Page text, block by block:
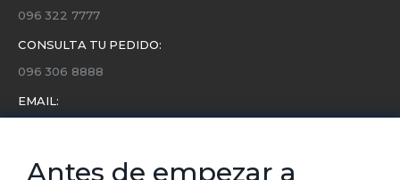
096 322 7777
CONSULTA TU PEDIDO:
096 306 8888
EMAIL:
Antes de empezar a